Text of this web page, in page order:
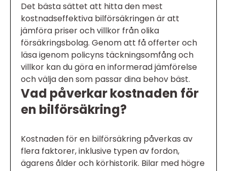
Det bästa sättet att hitta den mest
kostnadseffektiva bilförsäkringen är att
jämföra priser och villkor från olika
försäkringsbolag. Genom att få offerter och
läsa igenom policyns täckningsomfång och
villkor kan du göra en informerad jämförelse
och välja den som passar dina behov bäst.
Vad påverkar kostnaden för
en bilförsäkring?
Kostnaden för en bilförsäkring påverkas av
flera faktorer, inklusive typen av fordon,
ägarens ålder och körhistorik. Bilar med högre